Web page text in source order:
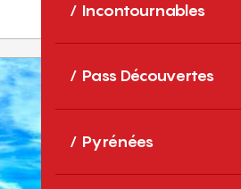
Incontournables
Pass Découvertes
Pyrénées